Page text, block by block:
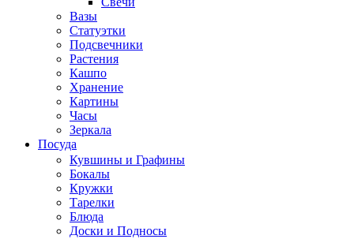
Вазы
Статуэтки
Подсвечники
Растения
Кашпо
Хранение
Картины
Часы
Зеркала
Посуда
Кувшины и Графины
Бокалы
Кружки
Тарелки
Блюда
Доски и Подносы